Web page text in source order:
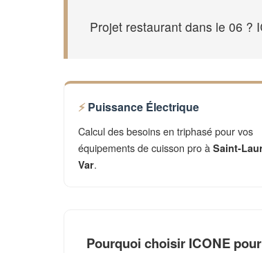
Projet restaurant dans le 06 ?
Puissance Électrique
Calcul des besoins en triphasé pour vos
équipements de cuisson pro à Saint-
Var.
Pourquoi choisir ICONE